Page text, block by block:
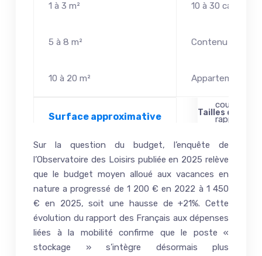
Tailles de box
1 à 3 m² 10 à 30 cartons
5 à 8 m² Contenu d’un
10 à 20 m² Appartement
Sur la question du budget, l’enquête de
l’Observatoire des Loisirs publiée en 2025 relève
que le budget moyen alloué aux vacances en
nature a progressé de 1 200 € en 2022 à 1 450
€ en 2025, soit une hausse de +21%. Cette
évolution du rapport des Français aux dépenses
liées à la mobilité confirme que le poste «
stockage » s’intègre désormais plus